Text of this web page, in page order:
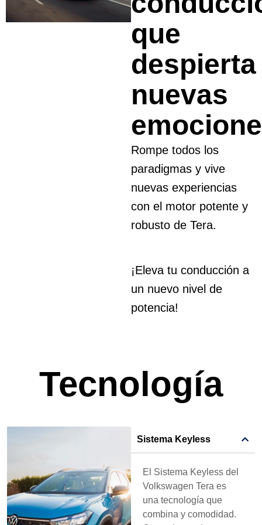
que
despierta
nuevas
Rompe todos los
paradigmas y vive
nuevas experiencias
con el motor potente y
robusto de Tera.
¡Eleva tu conducción a
un nuevo nivel de
potencia!
Tecnología
Sistema Keyless
El Sistema Keyless del
Volkswagen Tera es
una tecnología que
combina y comodidad.